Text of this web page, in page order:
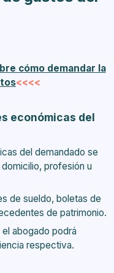
cómo demandar la
<<<<
económicas del
del demandado se
profesión u
de sueldo, boletas de
de patrimonio.
abogado podrá
respectiva.